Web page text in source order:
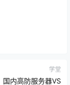
学堂
国内高防服务器VS